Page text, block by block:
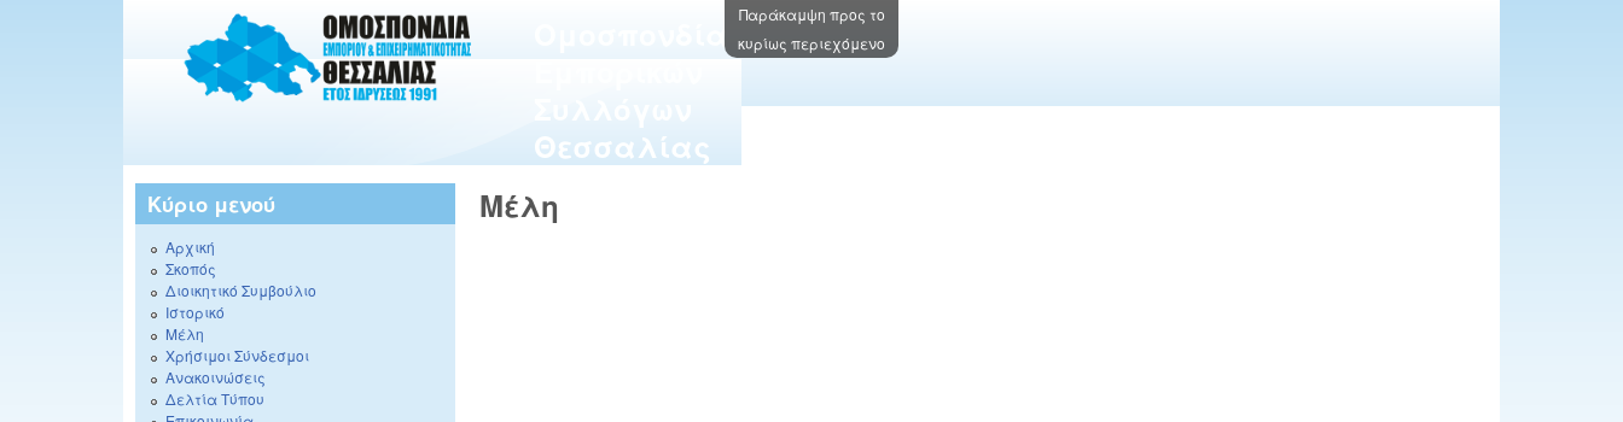
Παράκαμψη προς το
κυρίως περιεχόμενο
Θεσσαλίας
Μέλη
Κύριο μενού
Αρχική
Σκοπός
Διοικητικό Συμβούλιο
Ιστορικό
Μέλη
Χρήσιμοι Σύνδεσμοι
Ανακοινώσεις
Δελτία Τύπου